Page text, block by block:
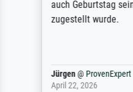
auch Geburtstag
zugestellt wurde.
Jürgen@ ProvenExpert
April 22, 2026